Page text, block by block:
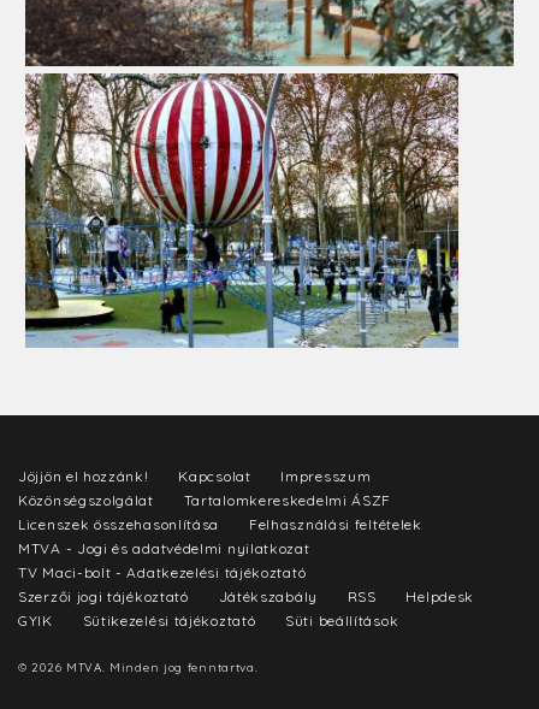
Jöjjön el hozzánk! Kapcsolat
Impresszum
Közönségszolgálat
Tartalomkereskedelmi ÁSZF
Licenszek összehasonlítása
Felhasználási feltételek
MTVA - Jogi és adatvédelmi nyilatkozat
TV Maci-bolt - Adatkezelési tájékoztató
Szerzői jogi tájékoztató
Játékszabály RSS
Helpdesk
GYIK
Sütikezelési tájékoztató Süti beállítások
© 2026 MTVA. Minden jog fenntartva.